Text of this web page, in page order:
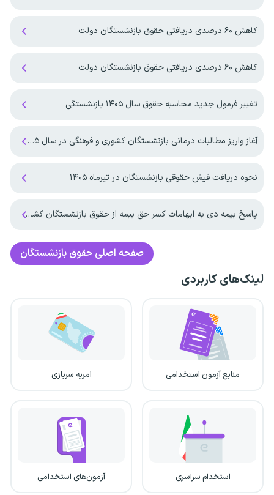
کاهش ۶۰ درصدی دریافتی حقوق بازنشستگان دولت
کاهش ۶۰ درصدی دریافتی حقوق بازنشستگان دولت
تغییر فرمول جدید محاسبه حقوق سال ۱۴۰۵ بازنشستگی
آغاز واریز مطالبات درمانی بازنشستگان کشوری و فرهنگی در سال ۱۴۰۵
نحوه دریافت فیش حقوقی بازنشستگان در تیرماه ۱۴۰۵
پاسخ بیمه دی به ابهامات کسر حق بیمه از حقوق بازنشستگان کشوری
صفحه اصلی حقوق بازنشستگان
لینک‌های کاربردی
منابع آزمون استخدامی امریه سربازی
استخدام سراسری آزمون‌های استخدامی